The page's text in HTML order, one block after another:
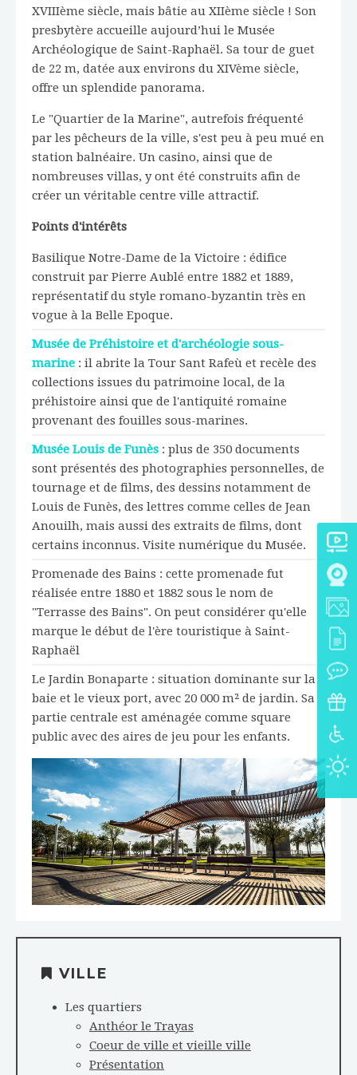
XVIIIème siècle, mais bâtie au XIIème siècle ! Son
presbytère accueille aujourd’hui le Musée
Archéologique de Saint-Raphaël. Sa tour de guet
de 22 m, datée aux environs du XIVème siècle,
offre un splendide panorama.
Le "Quartier de la Marine", autrefois fréquenté
par les pêcheurs de la ville, s'est peu à peu mué en
station balnéaire. Un casino, ainsi que de
nombreuses villas, y ont été construits afin de
créer un véritable centre ville attractif.
Points d'intérêts
Basilique Notre-Dame de la Victoire : édifice
construit par Pierre Aublé entre 1882 et 1889,
représentatif du style romano-byzantin très en
vogue à la Belle Epoque.
Musée de Préhistoire et d'archéologie sous-
marine : il abrite la Tour Sant Rafeù et recèle des
collections issues du patrimoine local, de la
préhistoire ainsi que de l'antiquité romaine
provenant des fouilles sous-marines.
Musée Louis de Funès : plus de 350 documents
sont présentés des photographies personnelles, de
tournage et de films, des dessins notamment de
Louis de Funès, des lettres comme celles de Jean
Anouilh, mais aussi des extraits de films, dont
certains inconnus. Visite numérique du Musée.
Promenade des Bains : cette promenade fut
réalisée entre 1880 et 1882 sous le nom de
"Terrasse des Bains". On peut considérer qu'elle
marque le début de l'ère touristique à Saint-
Raphaël
Le Jardin Bonaparte : situation dominante sur la
baie et le vieux port, avec 20 000 m² de jardin. Sa
partie centrale est aménagée comme square
public avec des aires de jeu pour les enfants.
VILLE
Les quartiers
Anthéor le Trayas
Coeur de ville et vieille ville
Présentation